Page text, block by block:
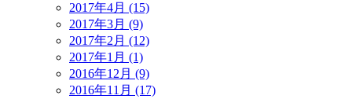
2017年4月 (15)
2017年3月 (9)
2017年2月 (12)
2017年1月 (1)
2016年12月 (9)
2016年11月 (17)